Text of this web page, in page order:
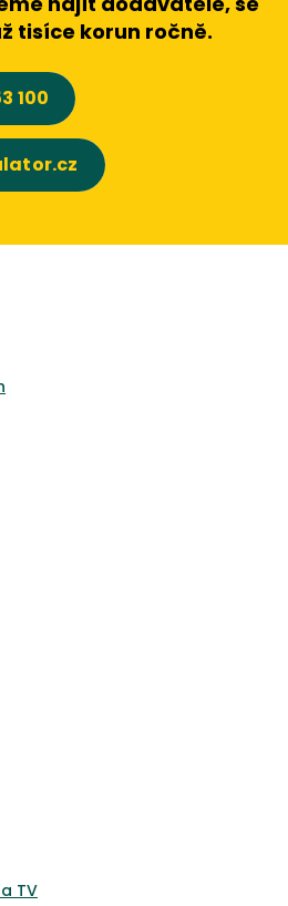
tisíce korun ročně.
100
TV